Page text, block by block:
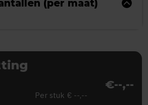
(per maat)
€--,--
Per stuk € --,--